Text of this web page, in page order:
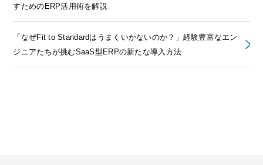
すためのERP活用術を解説
「なぜFit to Standardはうまくいかないのか？」経験豊富なエン
ジニアたちが挑むSaaS型ERPの新たな導入方法